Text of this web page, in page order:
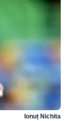
Ionuț Nichita